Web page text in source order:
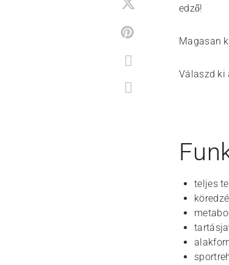
edző!
Magasan
Válaszd ki
teljes